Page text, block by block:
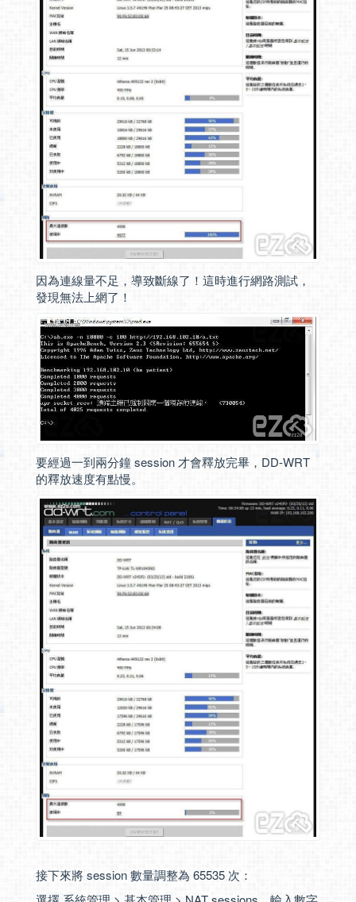
因為連線量不足，導致斷線了！這時進行網路測試，
發現無法上網了！
要經過一到兩分鐘 session 才會釋放完畢，DD-WRT
的釋放速度有點慢。
接下來將 session 數量調整為 65535 次：